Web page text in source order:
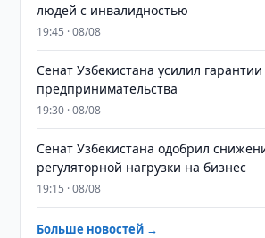
людей с инвалидностью
19:45 · 08/08
Сенат Узбекистана усилил
предпринимательства
19:30 · 08/08
Сенат Узбекистана одобрил
регуляторной нагрузки на бизнес
19:15 · 08/08
Больше новостей →